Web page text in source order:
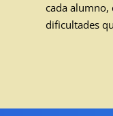
cada alumno,
dificultades